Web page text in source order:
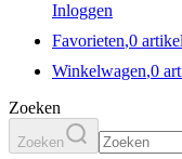
Inloggen
Favorieten,0
Winkelwagen,0
Zoeken
Zoeken